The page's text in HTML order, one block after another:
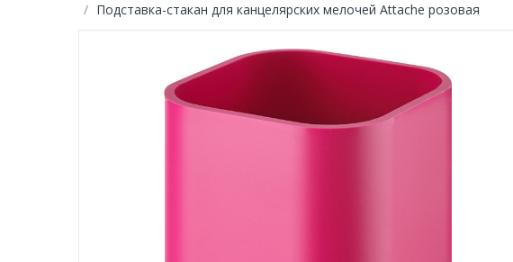
Подставка-стакан для канцелярских мелочей Attache розовая